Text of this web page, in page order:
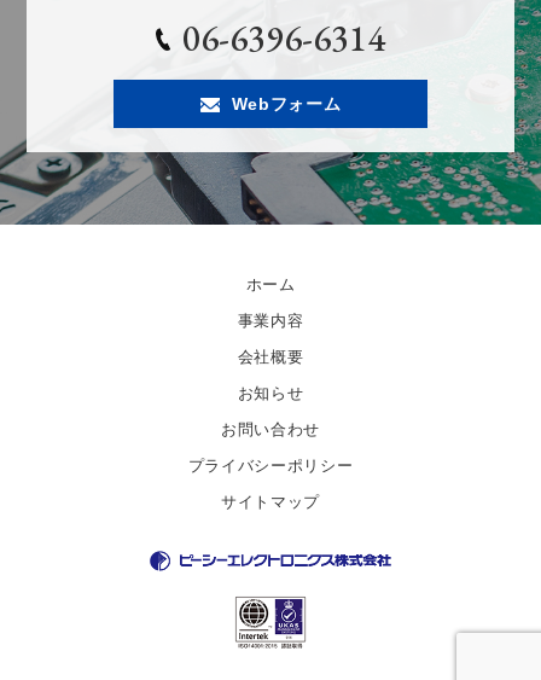
06-6396-6314
Webフォーム
ホーム
事業内容
会社概要
お知らせ
お問い合わせ
プライバシーポリシー
サイトマップ